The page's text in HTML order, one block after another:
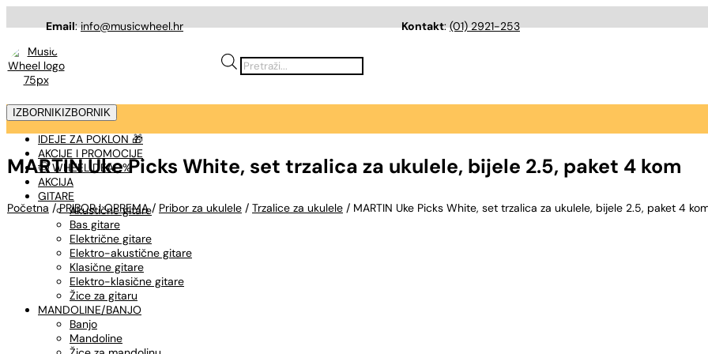
Email: info@musicwheel.hr Kontakt:(01) 2921-253
Products
search
IZBORNIK IZBORNIK
IDEJE ZA POKLON 🎁
AKCIJE I PROMOCIJE
🤠 WHEEL DEAL %
AKCIJA
GITARE
Akustične gitare
Bas gitare
Električne gitare
Elektro-akustične gitare
Klasične gitare
Elektro-klasične gitare
Žice za gitaru
MANDOLINE/BANJO
Banjo
Mandoline
MARTIN Uke Picks White, set trzalica za ukulele, bijele 2.5, paket 4 kom
Početna /PRIBOR I OPREMA/ Pribor za ukulele / Trzalice za ukulele / MARTIN Uke Picks White, set trzalica za ukulele, bijele 2.5, paket 4